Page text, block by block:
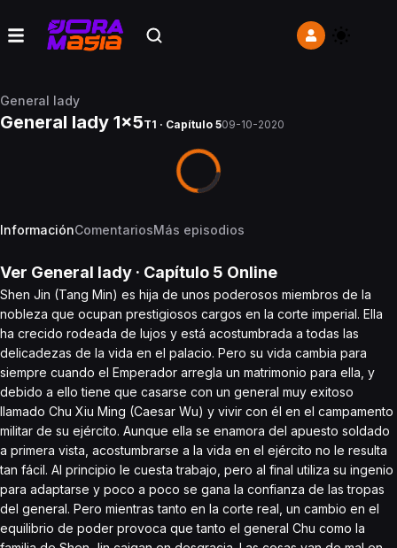
General lady
General lady 1x5T1 · Capítulo 509-10-2020
InformaciónComentariosMás episodios
Ver General lady · Capítulo 5 Online
Shen Jin (Tang Min) es hija de unos poderosos miembros de la
nobleza que ocupan prestigiosos cargos en la corte imperial. Ella
ha crecido rodeada de lujos y está acostumbrada a todas las
delicadezas de la vida en el palacio. Pero su vida cambia para
siempre cuando el Emperador arregla un matrimonio para ella, y
debido a ello tiene que casarse con un general muy exitoso
llamado Chu Xiu Ming (Caesar Wu) y vivir con él en el campamento
militar de su ejército. Aunque ella se enamora del apuesto soldado
a primera vista, acostumbrarse a la vida en el ejército no le resulta
tan fácil. Al principio le cuesta trabajo, pero al final utiliza su ingenio
para adaptarse y poco a poco se gana la confianza de las tropas
del general. Pero mientras tanto en la corte real, un cambio en el
equilibrio de poder provoca que tanto el general Chu como la